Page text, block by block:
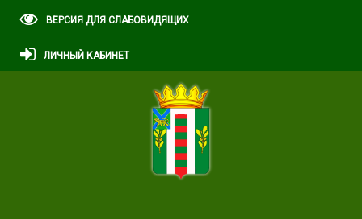
ВЕРСИЯ ДЛЯ СЛАБОВИДЯЩИХ
ЛИЧНЫЙ КАБИНЕТ